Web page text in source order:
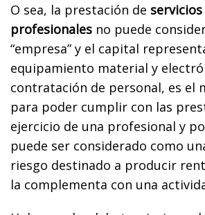
O sea, la prestación de
profesionales no puede
“empresa” y el capital
equipamiento material y
contratación de personal, es el
para poder cumplir con las
ejercicio de una profesional y
puede ser considerado como
riesgo destinado a producir
la complementa con una